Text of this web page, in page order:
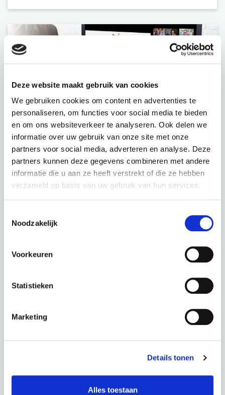
Deze website maakt gebruik van cookies
We gebruiken cookies om content en advertenties te
personaliseren, om functies voor social media te bieden
en om ons websiteverkeer te analyseren. Ook delen we
informatie over uw gebruik van onze site met onze
partners voor social media, adverteren en analyse. Deze
partners kunnen deze gegevens combineren met andere
informatie die u aan ze heeft verstrekt of die ze hebben
verzameld op basis van uw gebruik van hun services.
Noodzakelijk
Voorkeuren
Statistieken
Marketing
Details tonen
Alles toestaan
BNI